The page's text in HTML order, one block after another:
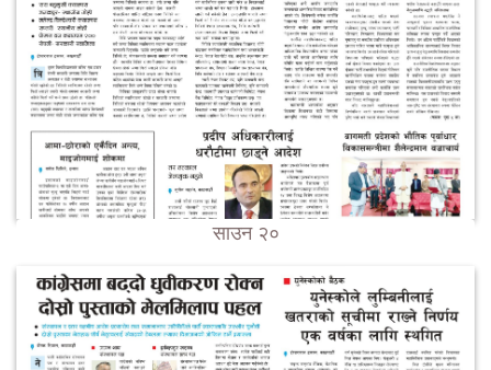
साउन २०